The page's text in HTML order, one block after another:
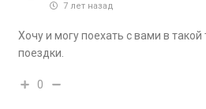
7 лет назад
Хочу и могу поехать с вами в
поездки.
0